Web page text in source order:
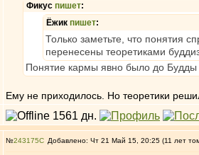
Фикус пишет:
Ёжик пишет:
Только заметьте, что понятия
перенесены теоретиками
Понятие кармы явно было до Будды
Ему не приходилось. Но теоретики
№243175 Добавлено: Чт 21 Май 15, 20:25 (11 лет